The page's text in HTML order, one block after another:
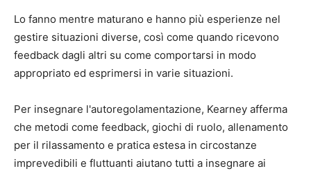
Lo fanno mentre maturano e hanno più esperienze nel
gestire situazioni diverse, così come quando ricevono
feedback dagli altri su come comportarsi in modo
appropriato ed esprimersi in varie situazioni.
Per insegnare l'autoregolamentazione, Kearney afferma
che metodi come feedback, giochi di ruolo, allenamento
per il rilassamento e pratica estesa in circostanze
imprevedibili e fluttuanti aiutano tutti a insegnare ai